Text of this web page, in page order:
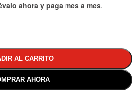
ahora y paga mes a mes.
AL CARRITO
AHORA